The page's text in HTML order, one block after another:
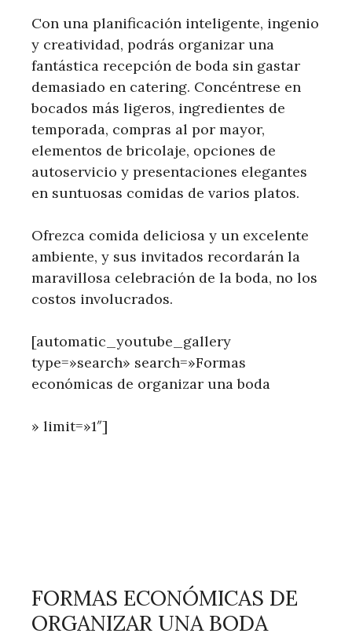
Con una planificación inteligente, ingenio
y creatividad, podrás organizar una
fantástica recepción de boda sin gastar
demasiado en catering. Concéntrese en
bocados más ligeros, ingredientes de
temporada, compras al por mayor,
elementos de bricolaje, opciones de
autoservicio y presentaciones elegantes
en suntuosas comidas de varios platos.
Ofrezca comida deliciosa y un excelente
ambiente, y sus invitados recordarán la
maravillosa celebración de la boda, no los
costos involucrados.
[automatic_youtube_gallery
type=»search» search=»Formas
económicas de organizar una boda
» limit=»1″]
FORMAS ECONÓMICAS DE
ORGANIZAR UNA BODA